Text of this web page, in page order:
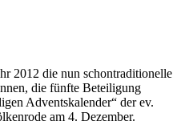
2012 die nun schontraditionelle
die fünfte Beteiligung
Adventskalender“ der ev.
am 4. Dezember.